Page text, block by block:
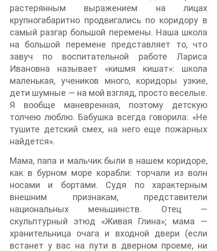
растерянным выражением на лицах
крупногабаритно продвигались по коридору в
самый разгар большой перемены. Наша школа
на большой перемене представляет то, что
завуч по воспитательной работе Лариса
Ивановна называет «кишмя кишат»: школа
маленькая, учеников много, коридоры узкие,
дети шумные — на мой взгляд, просто веселые.
Я вообще маневренная, поэтому детскую
толчею люблю. Бабушка всегда говорила: «Не
тушите детский смех, на него еще пожарных
найдется».
Мама, папа и мальчик были в нашем коридоре,
как в бурном море корабли: торчали из волн
носами и бортами. Судя по характерным
внешним признакам, представители
национальных меньшинств. Отец —
скульптурный этюд «Живая Глина»; мама —
хранительница очага и входной двери (если
встанет у вас на пути в дверном проеме, ни